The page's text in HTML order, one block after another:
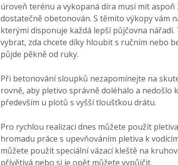
úroveň terénu a vykopaná díra musí mít aspoň
dostatečně obetonován. S těmito výkopy vám
kterými disponuje každá lepší půjčovna
vybrat, zda chcete díky hloubit s ručním nebo
půjde pěkně od ruky.
Při betonování sloupků nezapomínejte na
rovně, aby pletivo správně doléhalo a nedošlo
především u plotů s vyšší tloušťkou drátu.
Pro rychlou realizaci dnes můžete použít
hromadu práce s upevňováním pletiva k
můžete použít speciální vázací kleště na
přívětivá nebo si je opět můžete vypůjčit.